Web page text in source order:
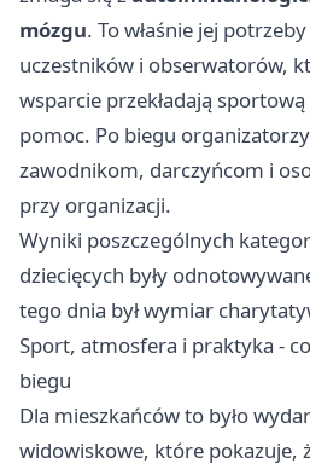
mózgu. To właśnie jej
uczestników i obserwatorów,
wsparcie przekładają
pomoc. Po biegu
zawodnikom, darczyńcom i
przy organizacji.
Wyniki poszczególnych
dziecięcych były
tego dnia był wymiar
Sport, atmosfera i praktyka -
biegu
Dla mieszkańców to było
widowiskowe, które pokazuje,